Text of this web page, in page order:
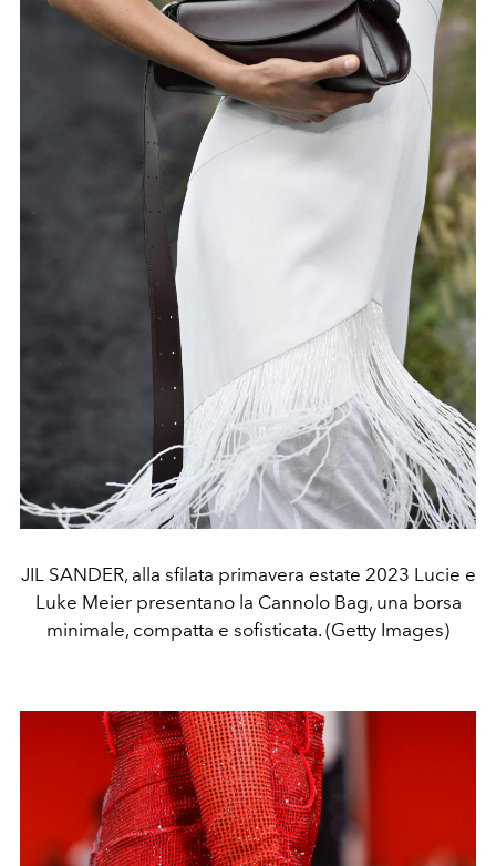
JIL SANDER, alla sfilata primavera estate 2023 Lucie e
Luke Meier presentano la Cannolo Bag, una borsa
minimale, compatta e sofisticata. (Getty Images)